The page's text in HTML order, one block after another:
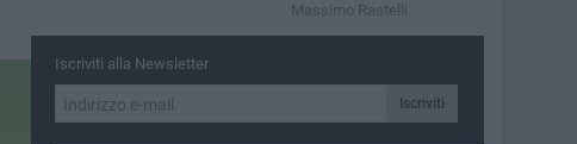
Massimo Rastelli
Iscriviti alla Newsletter
Iscriviti